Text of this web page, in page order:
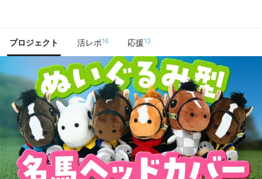
プロジェクト 活レポ16 応援13